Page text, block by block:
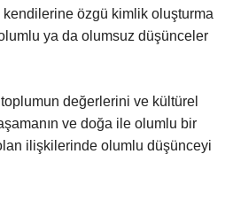
özgü kimlik oluşturma
ya da olumsuz düşünceler
değerlerini ve kültürel
ve doğa ile olumlu bir
ilişkilerinde olumlu düşünceyi